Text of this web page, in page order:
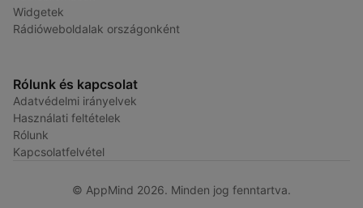
Widgetek
Rádióweboldalak országonként
Rólunk és kapcsolat
Adatvédelmi irányelvek
Használati feltételek
Rólunk
Kapcsolatfelvétel
© AppMind 2026. Minden jog fenntartva.